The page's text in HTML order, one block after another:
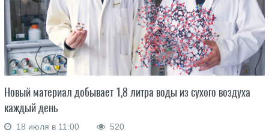
Новый материал добывает 1,8 литра воды из сухого воздуха
каждый день
18 июля в 11:00 520